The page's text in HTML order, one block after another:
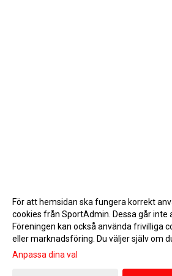
Gå till Webbversion
För att hemsidan ska fungera korrekt
cookies från SportAdmin. Dessa går inte
Föreningen kan också använda frivilliga
eller marknadsföring. Du väljer själv om
Anpassa dina val